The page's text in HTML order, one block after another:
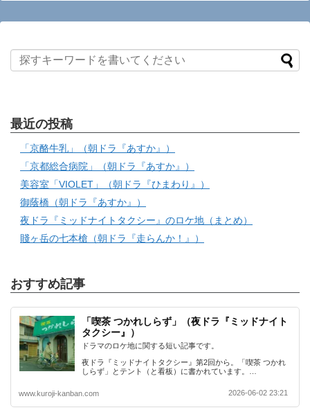
最近の投稿
「京酪牛乳」（朝ドラ『あすか』）
「京都総合病院」（朝ドラ『あすか』）
美容室「VIOLET」（朝ドラ『ひまわり』）
御蔭橋（朝ドラ『あすか』）
夜ドラ『ミッドナイトタクシー』のロケ地（まとめ）
賤ヶ岳の七本槍（朝ドラ『走らんか！』）
おすすめ記事
「喫茶 つかれしらず」（夜ドラ『ミッドナイト
タクシー』）
ドラマのロケ地に関する短い記事です。
夜ドラ『ミッドナイトタクシー』第2回から。「喫茶 つかれ
しらず」とテント（と看板）に書かれています。…
www.kuroji-kanban.com 2026-06-02 23:21